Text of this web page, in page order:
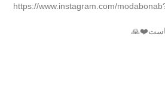
https://www.instagram.com/